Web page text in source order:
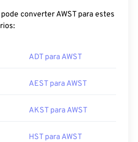
converter AWST para estes
ADT para AWST
AEST para AWST
AKST para AWST
HST para AWST